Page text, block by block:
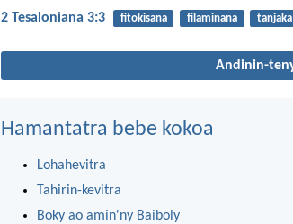
2 Tesaloniana 3:3 fitokisana filaminana tanjaka
Andinin-
Hamantatra bebe kokoa
Lohahevitra
Tahirin-kevitra
Boky ao amin'ny Baiboly